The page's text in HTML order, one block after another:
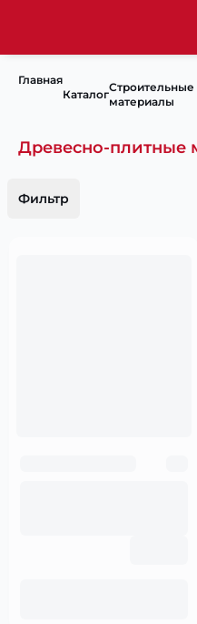
Главная
Каталог
Строительные
материалы
Древесно-плитные
Фильтр